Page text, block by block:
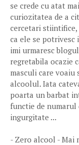
se crede cu atat
curiozitatea de a
cercetari stiintifice,
ca ele se
imi urmaresc
regretabila ocazie
masculi care voaiu
alcoolul. Iata
poarta un barbat
functie de numarul
ingurgitate ...
- Zero alcool - Mai